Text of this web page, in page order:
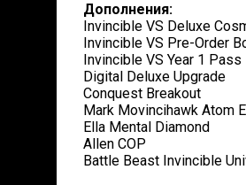
Дополнения:
Invincible VS Deluxe
Invincible VS Pre-Order
Invincible VS Year 1 Pass
Digital Deluxe Upgrade
Conquest Breakout
Mark Movincihawk Atom
Ella Mental Diamond
Allen COP
Battle Beast Invincible